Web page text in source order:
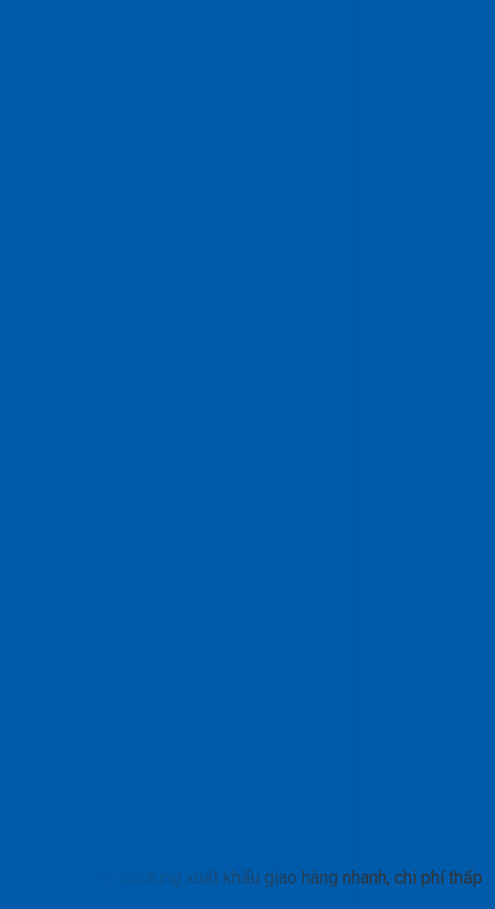
Cross docking xuất khẩu giao hàng nhanh, chi phí thấp